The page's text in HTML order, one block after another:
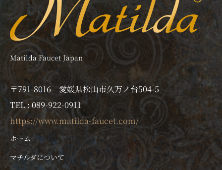
Matilda Faucet Japan
〒791-8016 愛媛県松山市久万ノ台504-5
TEL : 089-922-0911
https://www.matilda-faucet.com/
ホーム
マチルダについて